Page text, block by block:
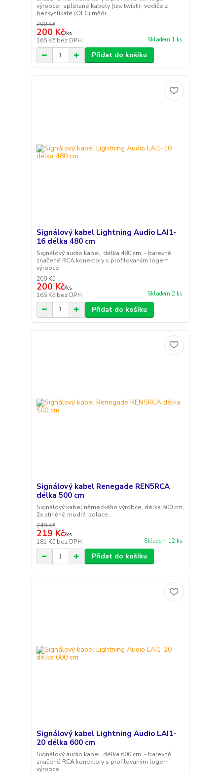
výrobce- splétané kabely (tzv. twist)- vodiče z
bezkyslíkaté (OFC) mědi
200 Kč
200 Kč/ks
165 Kč bez DPH Skladem 1 ks
Přidat do košíku
Signálový kabel Lightning Audio LAI1-
16 délka 480 cm
Signálový audio kabel, délka 480 cm. - barevně
značené RCA konektory s profilovaným logem
výrobce
200 Kč
200 Kč/ks
165 Kč bez DPH Skladem 2 ks
Přidat do košíku
Signálový kabel Renegade REN5RCA
délka 500 cm
Signálový kabel německého výrobce, délka 500 cm,
2x stíněný, modrá izolace.
249 Kč
219 Kč/ks
181 Kč bez DPH Skladem 12 ks
Přidat do košíku
Signálový kabel Lightning Audio LAI1-
20 délka 600 cm
Signálový audio kabel, délka 600 cm. - barevně
značené RCA konektory s profilovaným logem
výrobce